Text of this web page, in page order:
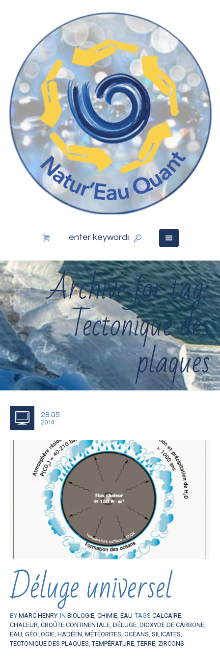
Archive for tag:
Tectonique des
plaques
28.05
2014
Déluge universel
BY MARC HENRY IN BIOLOGIE, CHIMIE, EAU TAGS CALCAIRE,
CHALEUR, CROÛTE CONTINENTALE, DÉLUGE, DIOXYDE DE CARBONE,
EAU, GÉOLOGIE, HADÉEN, MÉTÉORITES, OCÉANS, SILICATES,
TECTONIQUE DES PLAQUES,TEMPÉRATURE,TERRE, ZIRCONS